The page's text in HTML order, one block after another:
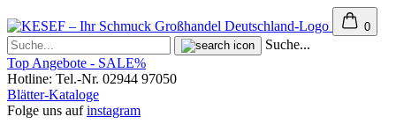
0
Suche...
Top Angebote - SALE%
Hotline: Tel.-Nr. 02944 97050
Blätter-Kataloge
Folge uns aufinstagram